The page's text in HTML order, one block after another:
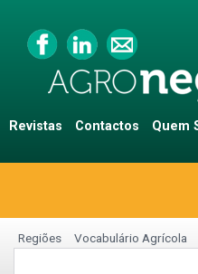
Revistas Contactos Quem
Regiões Vocabulário Agrícola